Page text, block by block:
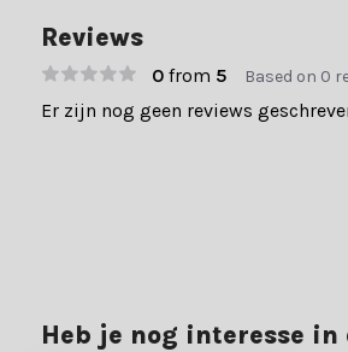
Reviews
0from 5 Based on 0
Er zijn nog geen reviews
Heb je nog interesse